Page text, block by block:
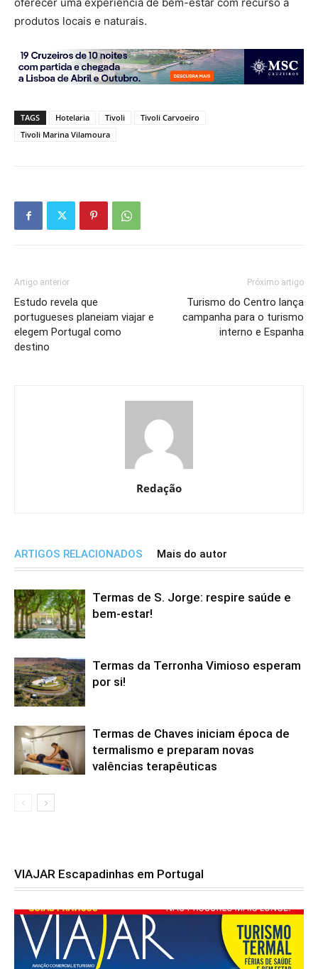
produtos locais e naturais.
TAGS Hotelaria Tivoli
Tivoli Carvoeiro
Tivoli Marina Vilamoura
Artigo anterior
Estudo revela que
portugueses planeiam viajar e
elegem Portugal como
destino
Próximo artigo
Turismo do Centro lança
campanha para o turismo
interno e Espanha
Redação
ARTIGOS RELACIONADOS Mais do autor
Termas de S. Jorge: respire saúde e
bem-estar!
Termas da Terronha Vimioso esperam
por si!
Termas de Chaves iniciam época de
termalismo e preparam novas
valências terapêuticas
VIAJAR Escapadinhas em Portugal